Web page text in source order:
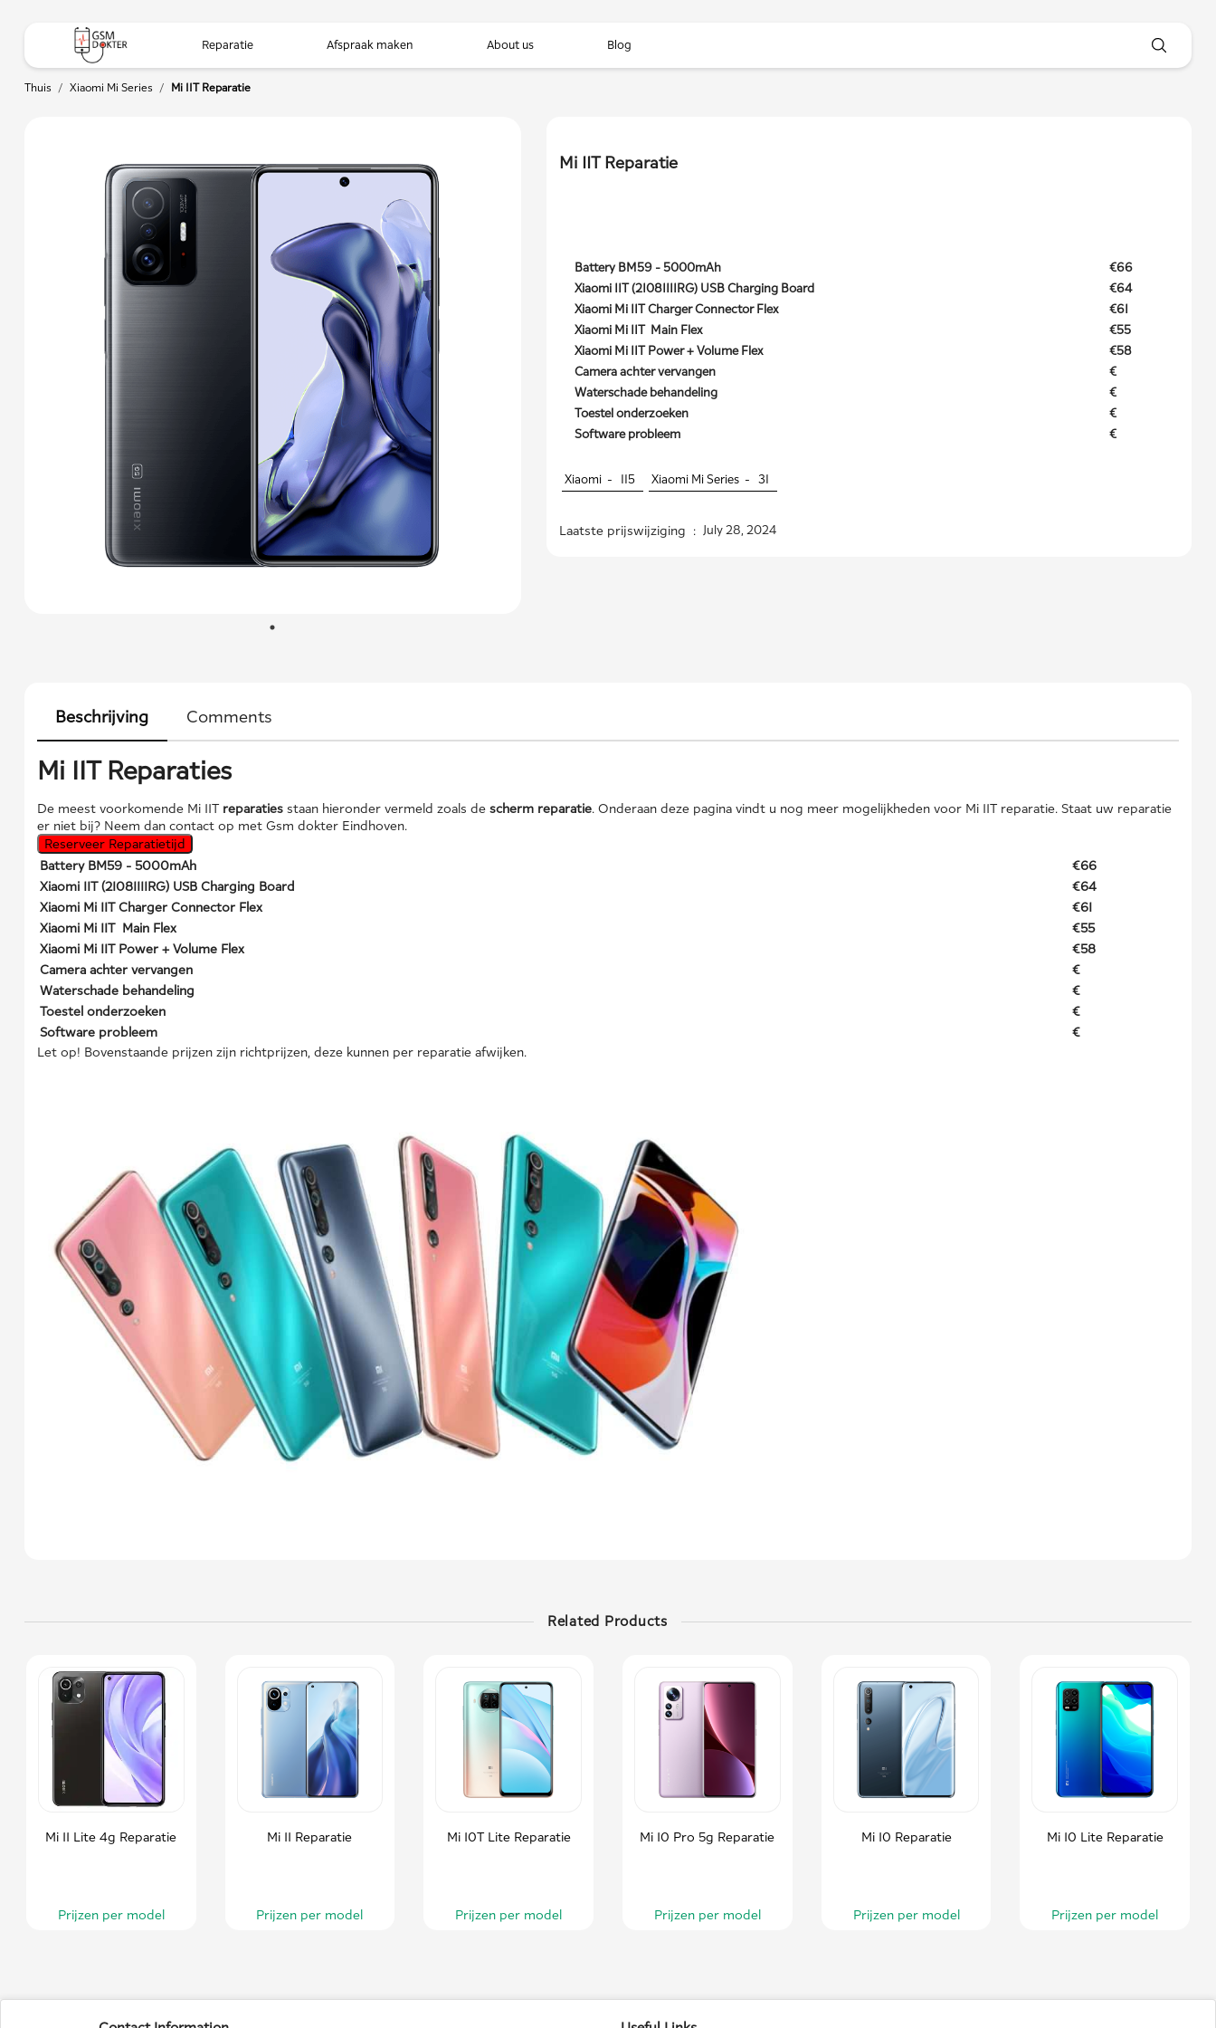
Reparatie Afspraak maken About us Blog
Thuis / Xiaomi Mi Series / Mi 11T Reparatie
Mi 11T Reparatie
Battery BM59 - 5000mAh
€66
Xiaomi 11T (21081111RG) USB Charging Board
€64
Xiaomi Mi 11T Charger Connector Flex
€61
Xiaomi Mi 11T Main Flex
€55
Xiaomi Mi 11T Power + Volume Flex
€58
Camera achter vervangen
€
Waterschade behandeling
€
Toestel onderzoeken
€
Software probleem
€
Xiaomi - 115 Xiaomi Mi Series - 31
Laatste prijswijziging : July 28, 2024
Beschrijving Comments
Mi 11T Reparaties
De meest voorkomende Mi 11T reparatiesstaan hieronder vermeld zoals de scherm reparatie. Onderaan deze pagina vindt u nog meer mogelijkheden voor Mi 11T reparatie. Staat uw reparatie
er niet bij? Neem dan contact op met Gsm dokter Eindhoven.
Reserveer Reparatietijd
Battery BM59 - 5000mAh
€66
Xiaomi 11T (21081111RG) USB Charging Board
€64
Xiaomi Mi 11T Charger Connector Flex
€61
Xiaomi Mi 11T Main Flex
€55
Xiaomi Mi 11T Power + Volume Flex
€58
Camera achter vervangen
€
Waterschade behandeling
€
Toestel onderzoeken
€
Software probleem
€
Let op! Bovenstaande prijzen zijn richtprijzen, deze kunnen per reparatie afwijken.
Related Products
Mi 11 Lite 4g Reparatie
Prijzen per model
Mi 11 Reparatie
Prijzen per model
Mi 10T Lite Reparatie
Prijzen per model
Mi 10 Pro 5g Reparatie
Prijzen per model
Mi 10 Reparatie
Prijzen per model
Mi 10 Lite Reparatie
Prijzen per model